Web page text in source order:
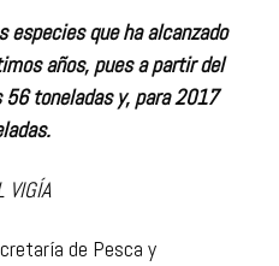
especies que ha alcanzado
años, pues a partir del
toneladas y, para 2017
de Pesca y